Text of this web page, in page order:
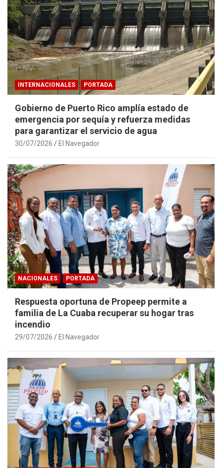
INTERNACIONALES PORTADA
Gobierno de Puerto Rico amplía estado de
emergencia por sequía y refuerza medidas
para garantizar el servicio de agua
30/07/2026 El Navegador
NACIONALES PORTADA
Respuesta oportuna de Propeep permite a
familia de La Cuaba recuperar su hogar tras
incendio
29/07/2026 El Navegador